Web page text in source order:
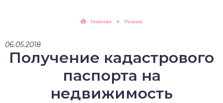
Главная Разное
06.05.2018
Получение кадастрового
паспорта на
недвижимость